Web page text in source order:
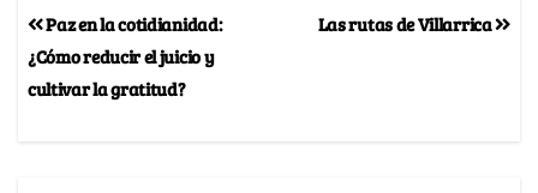
Las rutas de Villarrica
Paz en la cotidianidad:
¿Cómo reducir el juicio y
cultivar la gratitud?